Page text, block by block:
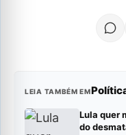
LEIA TAMBÉM EM
Lula quer
do